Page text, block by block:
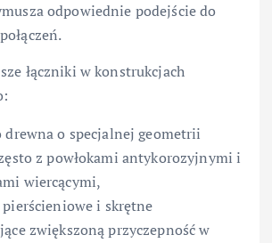
odpowiednie podejście do
łączniki w konstrukcjach
drewna o specjalnej geometrii
z powłokami antykorozyjnymi i
wiercącymi,
i skrętne
zwiększoną przyczepność w